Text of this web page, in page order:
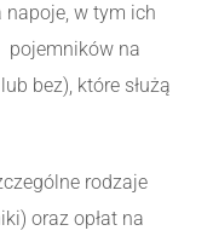
w tym ich
pojemników na
bez), które służą
rodzaje
oraz opłat na